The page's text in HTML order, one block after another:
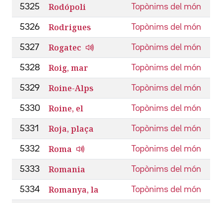
5325 Rodópoli Topònims del món
5326 Rodrigues Topònims del món
5327 Rogatec Topònims del món
5328 Roig, mar Topònims del món
5329 Roine-Alps Topònims del món
5330 Roine, el Topònims del món
5331 Roja, plaça Topònims del món
5332 Roma Topònims del món
5333 Romania Topònims del món
5334 Romanya, la Topònims del món